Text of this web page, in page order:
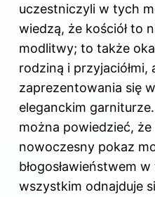
uczestniczyli w tych
wiedzą, że kościół to
modlitwy; to także
rodziną i przyjaciółmi,
zaprezentowania się
eleganckim
można powiedzieć, że
nowoczesny pokaz
błogosławieństwem
wszystkim odnajduje